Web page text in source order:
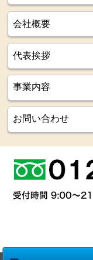
会社概要
代表挨拶
事業内容
お問い合わせ